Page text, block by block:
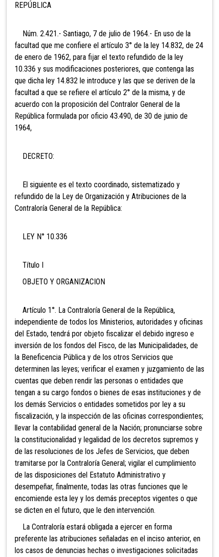
REPÚBLICA
Núm. 2.421.- Santiago, 7 de julio de 1964.- En uso de la
facultad que me confiere el artículo 3° de la ley 14.832, de 24
de enero de 1962, para fijar el texto refundido de la ley
10.336 y sus modificaciones posteriores, que contenga las
que dicha ley 14.832 le introduce y las que se deriven de la
facultad a que se refiere el artículo 2° de la misma, y de
acuerdo con la proposición del Contralor General de la
República formulada por oficio 43.490, de 30 de junio de
1964,
DECRETO:
El siguiente es el texto coordinado, sistematizado y
refundido de la Ley de Organización y Atribuciones de la
Contraloría General de la República:
LEY N° 10.336
Título I
OBJETO Y ORGANIZACION
Artículo 1°. La Contraloría General de la República,
independiente de todos los Ministerios, autoridades y oficinas
del Estado, tendrá por objeto fiscalizar el debido ingreso e
inversión de los fondos del Fisco, de las Municipalidades, de
la Beneficencia Pública y de los otros Servicios que
determinen las leyes; verificar el examen y juzgamiento de las
cuentas que deben rendir las personas o entidades que
tengan a su cargo fondos o bienes de esas instituciones y de
los demás Servicios o entidades sometidos por ley a su
fiscalización, y la inspección de las oficinas correspondientes;
llevar la contabilidad general de la Nación; pronunciarse sobre
la constitucionalidad y legalidad de los decretos supremos y
de las resoluciones de los Jefes de Servicios, que deben
tramitarse por la Contraloría General; vigilar el cumplimiento
de las disposiciones del Estatuto Administrativo y
desempeñar, finalmente, todas las otras funciones que le
encomiende esta ley y los demás preceptos vigentes o que
se dicten en el futuro, que le den intervención.
La Contraloría estará obligada a ejercer en forma
preferente las atribuciones señaladas en el inciso anterior, en
los casos de denuncias hechas o investigaciones solicitadas